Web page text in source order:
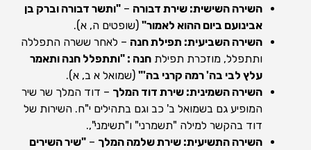
השירה השישית: שירת דבורה–"ותשר דבורה וברק בן
אבינועם ביום ההוא לאמור"(שופטים ה, א).
השירה השביעית: תפילת חנה– לאחר ששרה התפללה
ותתפלל, מוזכרת תפילתחנה : "ותתפלל חנה ותאמר
עלץ לבי בה' רמה קרני בה'"(שמואל א ב, א).
השירה השמינית: שירת דוד המלך– דוד המלך שר שיר
המופיע גם בשמואל ב' כב וגם בתהילים י"ח. השירות של
דוד בהקשר למילה "תשמרני" ו"תשימני",.
השירה התשיעית: שירת שלמה המלך–"שיר השירים